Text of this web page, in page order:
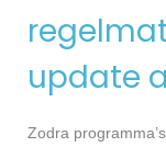
update
Zodra